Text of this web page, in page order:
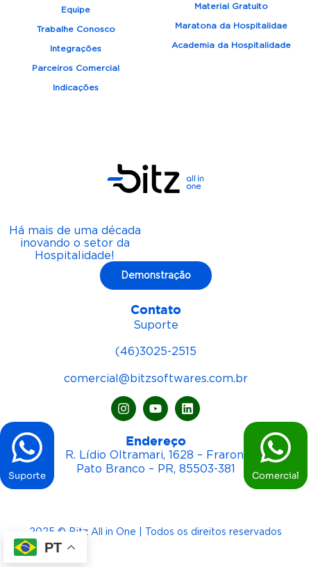
PT
Suporte Comercial
Equipe
Trabalhe Conosco
Integrações
Parceiros Comercial
Indicações
Material Gratuito
Maratona da Hospitalidae
Academia da Hospitalidade
Há mais de uma década
inovando o setor da
Hospitalidade!
Demonstração
Contato
Suporte
(46)3025-2515
comercial@bitzsoftwares.com.br
Endereço
R. Lídio Oltramari, 1628 – Fraron,
Pato Branco – PR, 85503-381
2025 © Bitz All in One | Todos os direitos reservados